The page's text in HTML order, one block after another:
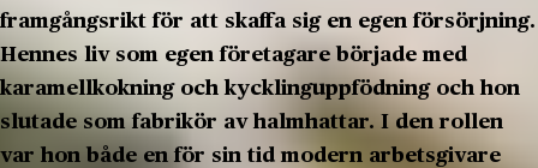
framgångsrikt för att skaffa sig en egen försörjning.
Hennes liv som egen företagare började med
karamellkokning och kycklinguppfödning och hon
slutade som fabrikör av halmhattar. I den rollen
var hon både en för sin tid modern arbetsgivare